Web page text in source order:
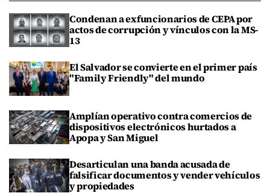
Condenan a exfuncionarios de CEPA por
actos de corrupción y vínculos con la MS-
13
El Salvador se convierte en el primer país
"Family Friendly" del mundo
Amplían operativo contra comercios de
dispositivos electrónicos hurtados a
Apopa y San Miguel
Desarticulan una banda acusada de
falsificar documentos y vender vehículos
y propiedades